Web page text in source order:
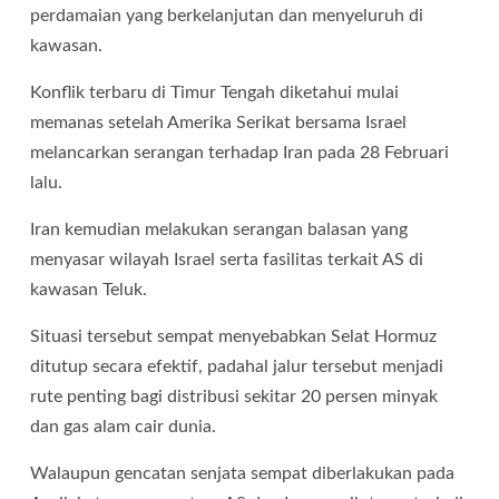
perdamaian yang berkelanjutan dan menyeluruh di
kawasan.
Konflik terbaru di Timur Tengah diketahui mulai
memanas setelah Amerika Serikat bersama Israel
melancarkan serangan terhadap Iran pada 28 Februari
lalu.
Iran kemudian melakukan serangan balasan yang
menyasar wilayah Israel serta fasilitas terkait AS di
kawasan Teluk.
Situasi tersebut sempat menyebabkan Selat Hormuz
ditutup secara efektif, padahal jalur tersebut menjadi
rute penting bagi distribusi sekitar 20 persen minyak
dan gas alam cair dunia.
Walaupun gencatan senjata sempat diberlakukan pada